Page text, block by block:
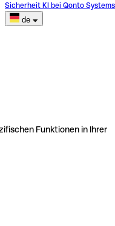
Sicherheit KI bei Qonto
de
Funktionen in Ihrer